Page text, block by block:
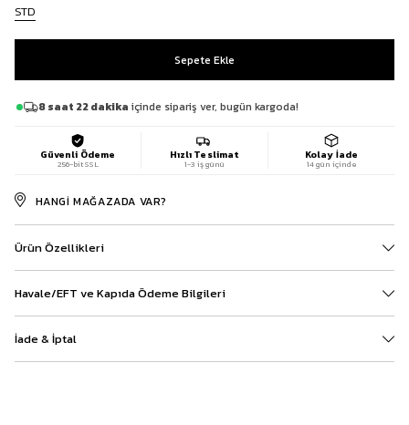
STD
8 saat 22 dakika içinde sipariş ver, bugün kargoda!
Güvenli Ödeme
256-bit SSL
Hızlı Teslimat
1-3 iş günü
Kolay İade
14 gün içinde
HANGI MAĞAZADA VAR?
Ürün Özellikleri
Havale/EFT ve Kapıda Ödeme Bilgileri
İade & İptal